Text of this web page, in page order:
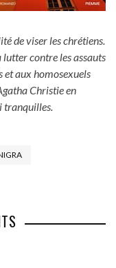
de viser les chrétiens.
contre les assauts
et aux homosexuels
Christie en
tranquilles.